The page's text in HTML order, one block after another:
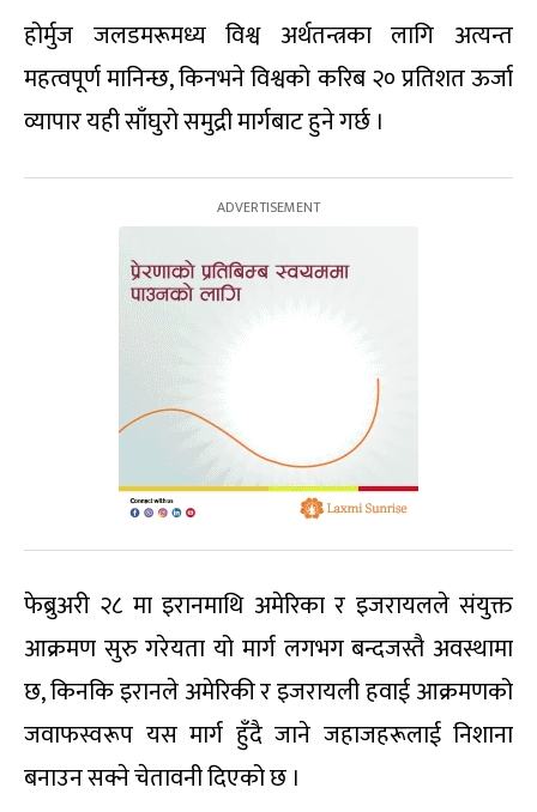
होर्मुज जलडमरूमध्य विश्व अर्थतन्त्रका लागि अत्यन्त
महत्वपूर्ण मानिन्छ, किनभने विश्वको करिब २० प्रतिशत ऊर्जा
व्यापार यही साँघुरो समुद्री मार्गबाट हुने गर्छ ।
फेब्रुअरी २८ मा इरानमाथि अमेरिका र इजरायलले संयुक्त
आक्रमण सुरु गरेयता यो मार्ग लगभग बन्दजस्तै अवस्थामा
छ, किनकि इरानले अमेरिकी र इजरायली हवाई आक्रमणको
जवाफस्वरूप यस मार्ग हुँदै जाने जहाजहरूलाई निशाना
बनाउन सक्ने चेतावनी दिएको छ ।